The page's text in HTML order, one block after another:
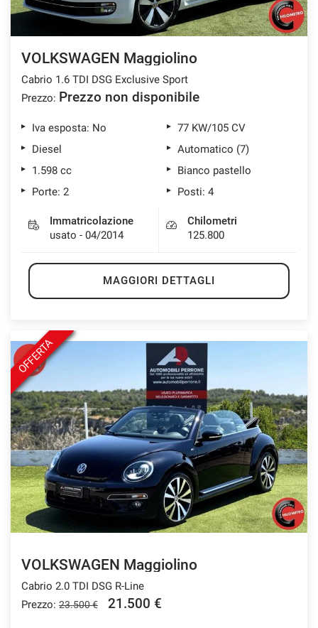
VOLKSWAGEN Maggiolino
Cabrio 1.6 TDI DSG Exclusive Sport
Prezzo: Prezzo non disponibile
Iva esposta: No
77 KW/105 CV
Diesel
Automatico (7)
1.598 cc
Bianco pastello
Porte: 2
Posti: 4
Immatricolazione
usato - 04/2014
Chilometri
125.800
MAGGIORI DETTAGLI
OFFERTA
VOLKSWAGEN Maggiolino
Cabrio 2.0 TDI DSG R-Line
Prezzo: 23.500 € 21.500 €